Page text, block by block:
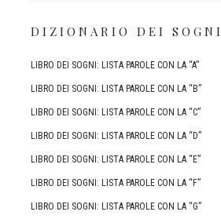
DIZIONARIO DEI SOGNI
LIBRO DEI SOGNI: LISTA PAROLE CON LA “A”
LIBRO DEI SOGNI: LISTA PAROLE CON LA “B”
LIBRO DEI SOGNI: LISTA PAROLE CON LA “C”
LIBRO DEI SOGNI: LISTA PAROLE CON LA “D”
LIBRO DEI SOGNI: LISTA PAROLE CON LA “E”
LIBRO DEI SOGNI: LISTA PAROLE CON LA “F”
LIBRO DEI SOGNI: LISTA PAROLE CON LA “G”